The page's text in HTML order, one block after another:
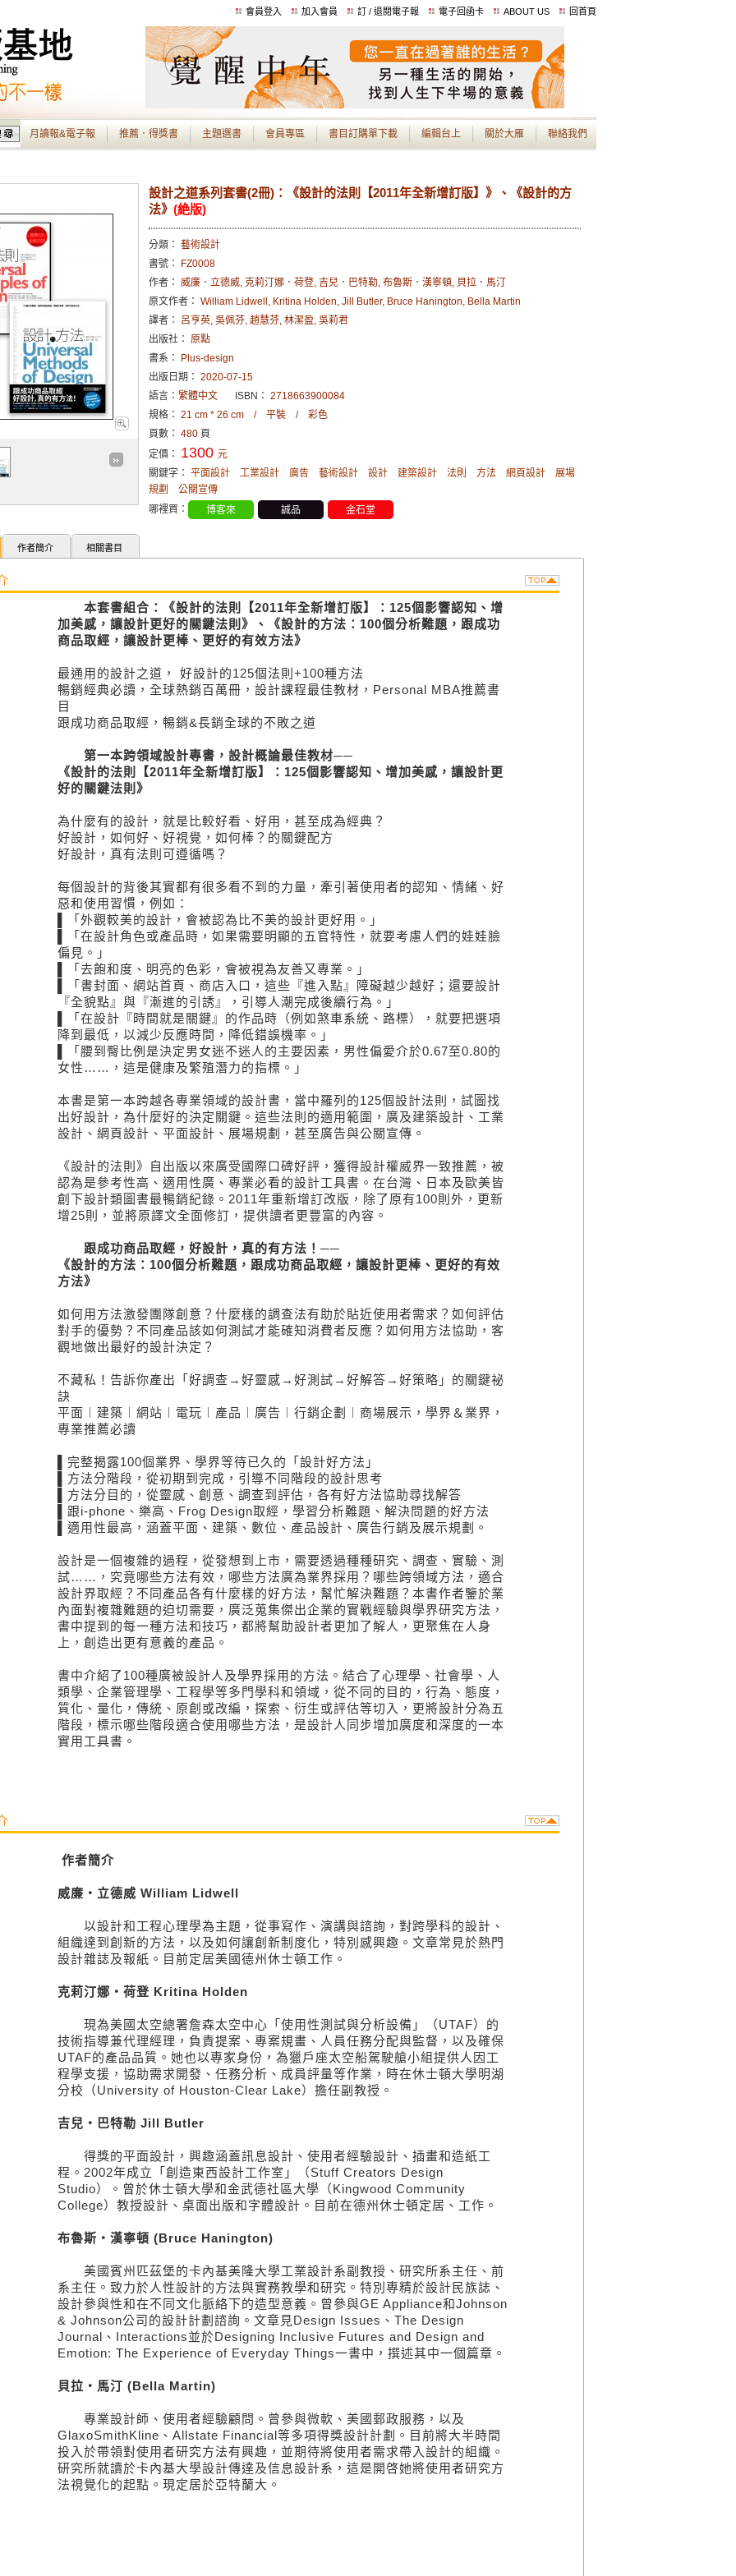
會員登入 加入會員 訂 / 退閱電子報 電子回函卡 ABOUT US 回首頁
月讀報&電子報 推薦．得獎書 主題選書 會員專區 書目訂購單下載 編輯台上 關於大雁 聯絡我們
設計之道系列套書(2冊)：《設計的法則【2011年全新增訂版】》、《設計的方
法》 (絶版)
分類： 藝術設計
書號：
FZ0008
作者： 威廉．立德威, 克莉汀娜．荷登, 吉兒．巴特勒, 布魯斯．漢寧頓, 貝拉．馬汀
原文作者： William Lidwell, Kritina Holden, Jill Butler, Bruce Hanington, Bella Martin
譯者： 呂亨英, 吳佩芬, 趙慧芬, 林潔盈, 吳莉君
出版社： 原點
書系：
Plus-design
出版日期： 2020-07-15
語言： 繁體中文 ISBN： 2718663900084
規格： 21 cm * 26 cm / 平裝 / 彩色
頁數： 480 頁
定價： 1300 元
關鍵字： 平面設計 工業設計 廣告 藝術設計 設計 建築設計 法則 方法 網頁設計
展場
規劃
公關宣傳
哪裡買：
博客來 誠品 金石堂
作者簡介 相關書目
本套書組合：《設計的法則【2011年全新增訂版】：125個影響認知、增
加美感，讓設計更好的關鍵法則》、《設計的方法：100個分析難題，跟成功
商品取經，讓設計更棒、更好的有效方法》
最通用的設計之道， 好設計的125個法則+100種方法
暢銷經典必讀，全球熱銷百萬冊，設計課程最佳教材，Personal MBA推薦書
目
跟成功商品取經，暢銷&長銷全球的不敗之道
第一本跨領域設計專書，設計概論最佳教材──
《設計的法則【2011年全新增訂版】：125個影響認知、增加美感，讓設計更
好的關鍵法則》
為什麼有的設計，就是比較好看、好用，甚至成為經典？
好設計，如何好、好視覺，如何棒？的關鍵配方
好設計，真有法則可遵循嗎？
每個設計的背後其實都有很多看不到的力量，牽引著使用者的認知、情緒、好
惡和使用習慣，例如：
▌「外觀較美的設計，會被認為比不美的設計更好用。」
▌「在設計角色或產品時，如果需要明顯的五官特性，就要考慮人們的娃娃臉
偏見。」
▌「去飽和度、明亮的色彩，會被視為友善又專業。」
▌「書封面、網站首頁、商店入口，這些『進入點』障礙越少越好；還要設計
『全貌點』與『漸進的引誘』，引導人潮完成後續行為。」
▌「在設計『時間就是關鍵』的作品時（例如煞車系統、路標），就要把選項
降到最低，以減少反應時間，降低錯誤機率。」
▌「腰到臀比例是決定男女迷不迷人的主要因素，男性偏愛介於0.67至0.80的
女性……，這是健康及繁殖潛力的指標。」
本書是第一本跨越各專業領域的設計書，當中羅列的125個設計法則，試圖找
出好設計，為什麼好的決定關鍵。這些法則的適用範圍，廣及建築設計、工業
設計、網頁設計、平面設計、展場規劃，甚至廣告與公關宣傳。
《設計的法則》自出版以來廣受國際口碑好評，獲得設計權威界一致推薦，被
認為是參考性高、適用性廣、專業必看的設計工具書。在台灣、日本及歐美皆
創下設計類圖書最暢銷紀錄。2011年重新增訂改版，除了原有100則外，更新
增25則，並將原譯文全面修訂，提供讀者更豐富的內容。
跟成功商品取經，好設計，真的有方法！──
《設計的方法：100個分析難題，跟成功商品取經，讓設計更棒、更好的有效
方法》
如何用方法激發團隊創意？什麼樣的調查法有助於貼近使用者需求？如何評估
對手的優勢？不同產品該如何測試才能確知消費者反應？如何用方法協助，客
觀地做出最好的設計決定？
不藏私！告訴你產出「好調查→好靈感→好測試→好解答→好策略」的關鍵祕
訣
平面︱建築︱網站︱電玩︱產品︱廣告︱行銷企劃︱商場展示，學界＆業界，
專業推薦必讀
▌完整揭露100個業界、學界等待已久的「設計好方法」
▌方法分階段，從初期到完成，引導不同階段的設計思考
▌方法分目的，從靈感、創意、調查到評估，各有好方法協助尋找解答
▌跟i-phone、樂高、Frog Design取經，學習分析難題、解決問題的好方法
▌適用性最高，涵蓋平面、建築、數位、產品設計、廣告行銷及展示規劃。
設計是一個複雜的過程，從發想到上市，需要透過種種研究、調查、實驗、測
試……，究竟哪些方法有效，哪些方法廣為業界採用？哪些跨領域方法，適合
設計界取經？不同產品各有什麼樣的好方法，幫忙解決難題？本書作者鑒於業
內面對複雜難題的迫切需要，廣泛蒐集傑出企業的實戰經驗與學界研究方法，
書中提到的每一種方法和技巧，都將幫助設計者更加了解人，更聚焦在人身
上，創造出更有意義的產品。
書中介紹了100種廣被設計人及學界採用的方法。結合了心理學、社會學、人
類學、企業管理學、工程學等多門學科和領域，從不同的目的，行為、態度，
質化、量化，傳統、原創或改編，探索、衍生或評估等切入，更將設計分為五
階段，標示哪些階段適合使用哪些方法，是設計人同步增加廣度和深度的一本
實用工具書。
作者簡介
威廉‧立德威 William Lidwell
以設計和工程心理學為主題，從事寫作、演講與諮詢，對跨學科的設計、
組織達到創新的方法，以及如何讓創新制度化，特別感興趣。文章常見於熱門
設計雜誌及報紙。目前定居美國德州休士頓工作。
克莉汀娜‧荷登 Kritina Holden
現為美國太空總署詹森太空中心「使用性測試與分析設備」（UTAF）的
技術指導兼代理經理，負責提案、專案規畫、人員任務分配與監督，以及確保
UTAF的產品品質。她也以專家身份，為獵戶座太空船駕駛艙小組提供人因工
程學支援，協助需求開發、任務分析、成員評量等作業，時在休士頓大學明湖
分校（University of Houston-Clear Lake）擔任副教授。
吉兒‧巴特勒 Jill Butler
得獎的平面設計，興趣涵蓋訊息設計、使用者經驗設計、插畫和造紙工
程。2002年成立「創造東西設計工作室」（Stuff Creators Design
Studio）。曾於休士頓大學和金武德社區大學（Kingwood Community
College）教授設計、桌面出版和字體設計。目前在德州休士頓定居、工作。
布魯斯‧漢寧頓 (Bruce Hanington)
美國賓州匹茲堡的卡內基美隆大學工業設計系副教授、研究所系主任、前
系主任。致力於人性設計的方法與實務教學和研究。特別專精於設計民族誌、
設計參與性和在不同文化脈絡下的造型意義。曾參與GE Appliance和Johnson
& Johnson公司的設計計劃諮詢。文章見Design Issues、The Design
Journal、Interactions並於Designing Inclusive Futures and Design and
Emotion: The Experience of Everyday Things一書中，撰述其中一個篇章。
貝拉‧馬汀 (Bella Martin)
專業設計師、使用者經驗顧問。曾參與微軟、美國郵政服務，以及
GlaxoSmithKline、Allstate Financial等多項得獎設計計劃。目前將大半時間
投入於帶領對使用者研究方法有興趣，並期待將使用者需求帶入設計的組織。
研究所就讀於卡內基大學設計傳達及信息設計系，這是開啓她將使用者研究方
法視覺化的起點。現定居於亞特蘭大。